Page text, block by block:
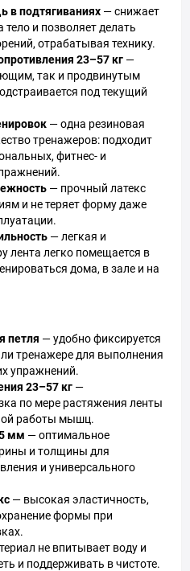
в подтягиваниях — снижает
тело и позволяет делать
отрабатывая технику.
23–57 кг —
так и продвинутым
под текущий
— одна резиновая
тренажеров: подходит
фитнес- и
— прочный латекс
и не теряет форму даже
— легкая и
лента легко помещается в
дома, в зале и на
петля — удобно фиксируется
тренажере для выполнения
упражнений.
23–57 кг —
по мере растяжения ленты
работы мышц.
мм — оптимальное
и толщины для
и универсального
— высокая эластичность,
формы при
не впитывает воду и
и поддерживать в чистоте.